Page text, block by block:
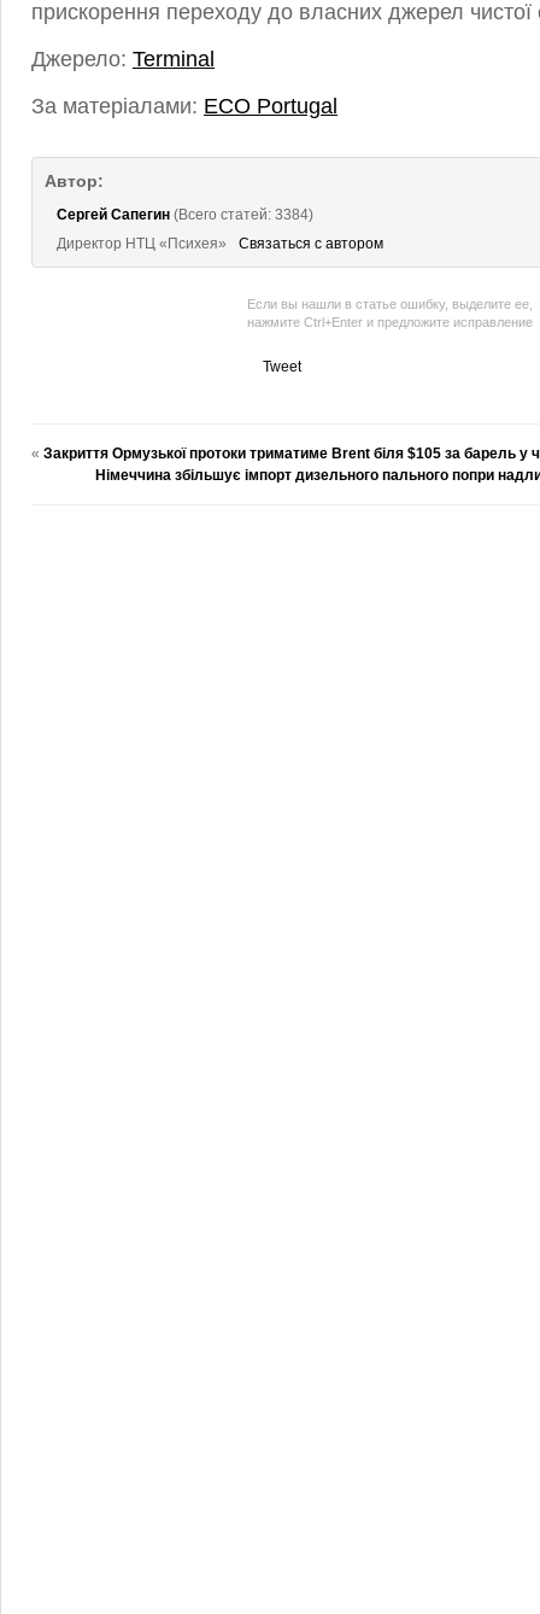
прискорення переходу до власних джерел чистої
Джерело: Terminal
За матеріалами: ECO Portugal
Автор:
Сергей Сапегин (Всего статей: 3384)
Директор НТЦ «Психея»
Связаться с автором
Если вы нашли в статье ошибку, выделите ее,
нажмите Ctrl+Enter и предложите исправление
Tweet
« Закриття Ормузької протоки триматиме Brent біля $105 за барель у
Німеччина збільшує імпорт дизельного пального попри